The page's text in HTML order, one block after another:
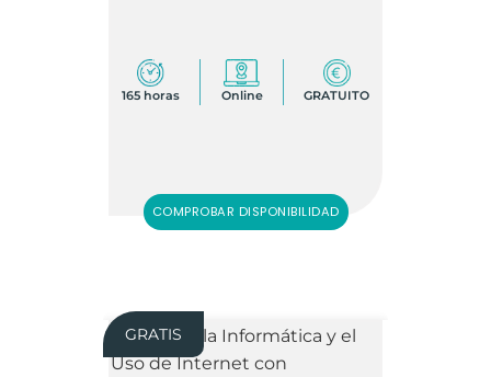
165 horas Online GRATUITO
COMPROBAR DISPONIBILIDAD
GRATIS